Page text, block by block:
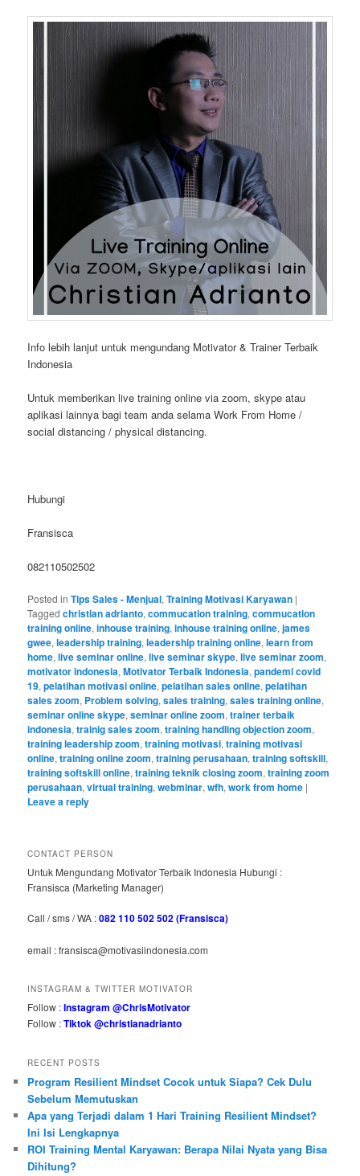
Info lebih lanjut untuk mengundang Motivator & Trainer Terbaik
Indonesia
Untuk memberikan live training online via zoom, skype atau
aplikasi lainnya bagi team anda selama Work From Home /
social distancing / physical distancing.
Hubungi
Fransisca
082110502502
Posted in Tips Sales - Menjual,Training Motivasi Karyawan |
Tagged christian adrianto,commucation training,commucation
training online,inhouse training,inhouse training online,james
gwee,leadership training,leadership training online,learn from
home,live seminar online,live seminar skype,live seminar zoom,
motivator indonesia,Motivator Terbaik Indonesia,pandemi covid
19,pelatihan motivasi online,pelatihan sales online,pelatihan
sales zoom, Problem solving,sales training,sales training online,
seminar online skype,seminar online zoom,trainer terbaik
indonesia,trainig sales zoom,training handling objection zoom,
training leadership zoom,training motivasi,training motivasi
online,training online zoom,training perusahaan,training softskill,
training softskill online,training teknik closing zoom,training zoom
perusahaan,virtual training,webminar,wfh,work from home |
Leave a reply
CONTACT PERSON
Untuk Mengundang Motivator Terbaik Indonesia Hubungi :
Fransisca (Marketing Manager)
Call / sms / WA :082 110 502 502 (Fransisca)
email : fransisca@motivasiindonesia.com
INSTAGRAM & TWITTER MOTIVATOR
Follow :Instagram @ChrisMotivator
Follow :Tiktok @christianadrianto
RECENT POSTS
Program Resilient Mindset Cocok untuk Siapa? Cek Dulu
Sebelum Memutuskan
Apa yang Terjadi dalam 1 Hari Training Resilient Mindset?
Ini Isi Lengkapnya
ROI Training Mental Karyawan: Berapa Nilai Nyata yang Bisa
Dihitung?